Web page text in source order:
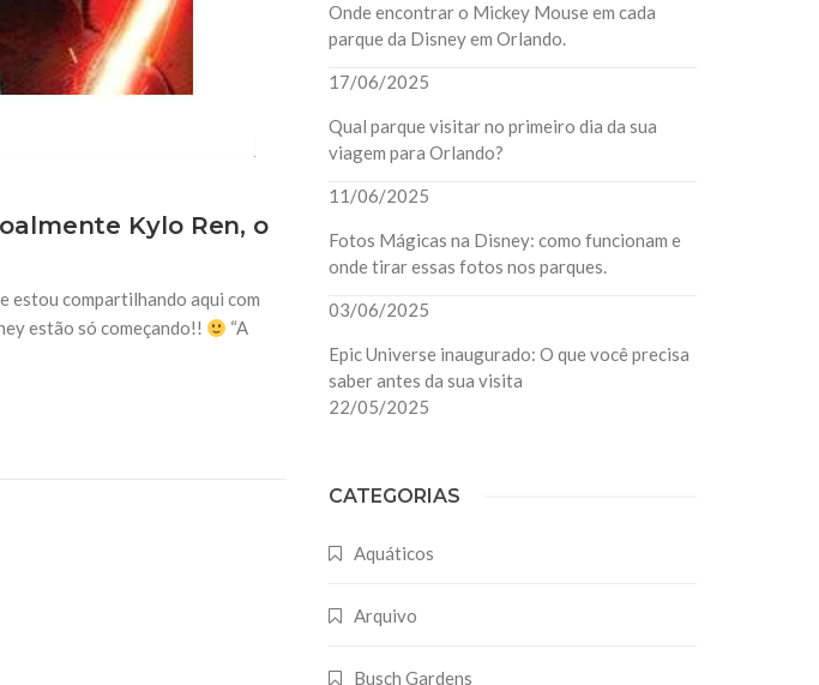
Kylo Ren, o
estou compartilhando aqui com
estão só começando!!
“A
Onde encontrar o Mickey Mouse em cada
parque da Disney em Orlando.
17/06/2025
Qual parque visitar no primeiro dia da sua
viagem para Orlando?
11/06/2025
Fotos Mágicas na Disney: como funcionam e
onde tirar essas fotos nos parques.
03/06/2025
Epic Universe inaugurado: O que você precisa
saber antes da sua visita
22/05/2025
CATEGORIAS
Aquáticos
Arquivo
Busch Gardens